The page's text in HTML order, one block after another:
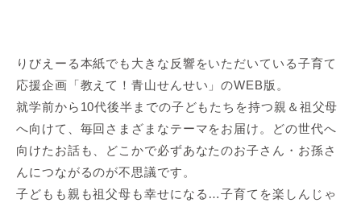
りびえーる本紙でも大きな反響をいただいている子育て
応援企画「教えて！青山せんせい」のWEB版。
就学前から10代後半までの子どもたちを持つ親＆祖父母
へ向けて、毎回さまざまなテーマをお届け。どの世代へ
向けたお話も、どこかで必ずあなたのお子さん・お孫さ
んにつながるのが不思議です。
子どもも親も祖父母も幸せになる…子育てを楽しんじゃ